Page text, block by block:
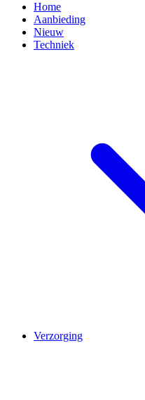
Home
Aanbieding
Nieuw
Techniek
Verzorging